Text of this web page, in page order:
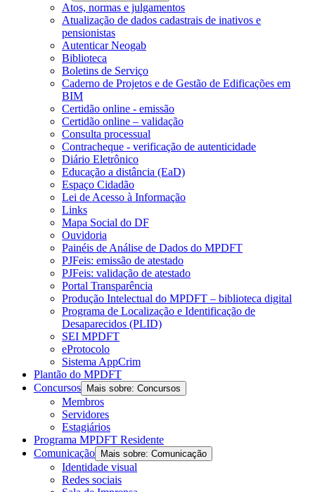
Atos, normas e julgamentos
Atualização de dados cadastrais de inativos e
pensionistas
Autenticar Neogab
Biblioteca
Boletins de Serviço
Caderno de Projetos e de Gestão de Edificações em
BIM
Certidão online - emissão
Certidão online – validação
Consulta processual
Contracheque - verificação de autenticidade
Diário Eletrônico
Educação a distância (EaD)
Espaço Cidadão
Lei de Acesso à Informação
Links
Mapa Social do DF
Ouvidoria
Painéis de Análise de Dados do MPDFT
PJFeis: emissão de atestado
PJFeis: validação de atestado
Portal Transparência
Produção Intelectual do MPDFT – biblioteca digital
Programa de Localização e Identificação de
Desaparecidos (PLID)
SEI MPDFT
eProtocolo
Sistema AppCrim
Plantão do MPDFT
Concursos
Mais sobre: Concursos
Membros
Servidores
Estagiários
Programa MPDFT Residente
Comunicação
Mais sobre: Comunicação
Identidade visual
Redes sociais